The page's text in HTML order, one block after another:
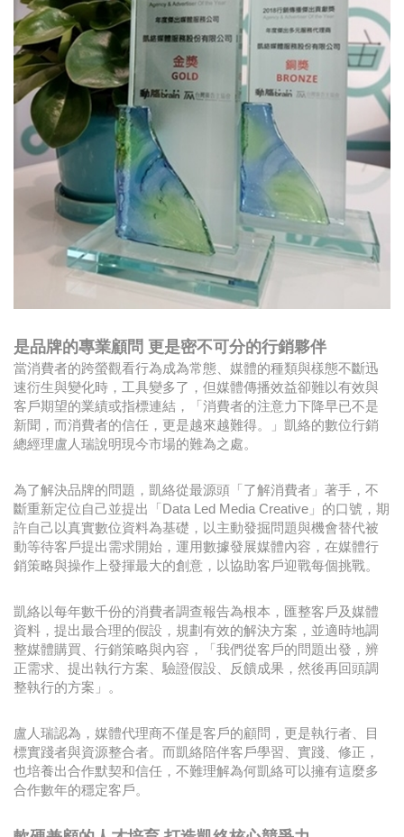
是品牌的專業顧問 更是密不可分的行銷夥伴
當消費者的跨螢觀看行為成為常態、媒體的種類與樣態不斷迅
速衍生與變化時，工具變多了，但媒體傳播效益卻難以有效與
客戶期望的業績或指標連結，「消費者的注意力下降早已不是
新聞，而消費者的信任，更是越來越難得。」凱絡的數位行銷
總經理盧人瑞說明現今市場的難為之處。
為了解決品牌的問題，凱絡從最源頭「了解消費者」著手，不
斷重新定位自己並提出「Data Led Media Creative」的口號，期
許自己以真實數位資料為基礎，以主動發掘問題與機會替代被
動等待客戶提出需求開始，運用數據發展媒體內容，在媒體行
銷策略與操作上發揮最大的創意，以協助客戶迎戰每個挑戰。
凱絡以每年數千份的消費者調查報告為根本，匯整客戶及媒體
資料，提出最合理的假設，規劃有效的解決方案，並適時地調
整媒體購買、行銷策略與內容，「我們從客戶的問題出發，辨
正需求、提出執行方案、驗證假設、反饋成果，然後再回頭調
整執行的方案」。
盧人瑞認為，媒體代理商不僅是客戶的顧問，更是執行者、目
標實踐者與資源整合者。而凱絡陪伴客戶學習、實踐、修正，
也培養出合作默契和信任，不難理解為何凱絡可以擁有這麼多
合作數年的穩定客戶。